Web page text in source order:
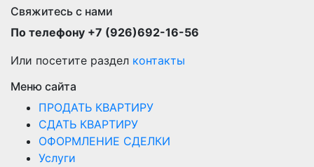
Свяжитесь с нами
По телефону +7 (926)692-16-56
Или посетите раздел контакты
Меню сайта
ПРОДАТЬ КВАРТИРУ
СДАТЬ КВАРТИРУ
ОФОРМЛЕНИЕ СДЕЛКИ
Услуги